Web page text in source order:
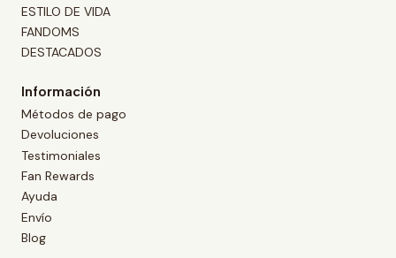
ESTILO DE VIDA
FANDOMS
DESTACADOS
Información
Métodos de pago
Devoluciones
Testimoniales
Fan Rewards
Ayuda
Envío
Blog